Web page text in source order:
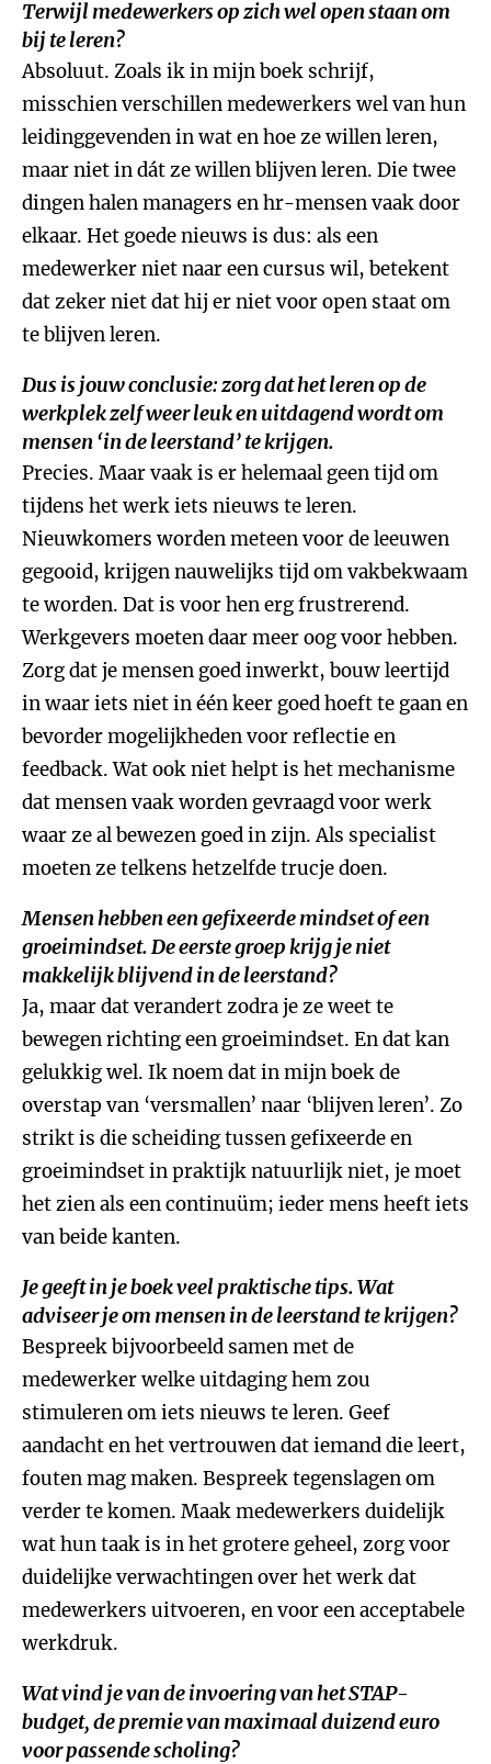
Terwijl medewerkers op zich wel open staan om
bij te leren?
Absoluut. Zoals ik in mijn boek schrijf,
misschien verschillen medewerkers wel van hun
leidinggevenden in wat en hoe ze willen leren,
maar niet in dát ze willen blijven leren. Die twee
dingen halen managers en hr-mensen vaak door
elkaar. Het goede nieuws is dus: als een
medewerker niet naar een cursus wil, betekent
dat zeker niet dat hij er niet voor open staat om
te blijven leren.
Dus is jouw conclusie: zorg dat het leren op de
werkplek zelf weer leuk en uitdagend wordt om
mensen ‘in de leerstand’ te krijgen.
Precies. Maar vaak is er helemaal geen tijd om
tijdens het werk iets nieuws te leren.
Nieuwkomers worden meteen voor de leeuwen
gegooid, krijgen nauwelijks tijd om vakbekwaam
te worden. Dat is voor hen erg frustrerend.
Werkgevers moeten daar meer oog voor hebben.
Zorg dat je mensen goed inwerkt, bouw leertijd
in waar iets niet in één keer goed hoeft te gaan en
bevorder mogelijkheden voor reflectie en
feedback. Wat ook niet helpt is het mechanisme
dat mensen vaak worden gevraagd voor werk
waar ze al bewezen goed in zijn. Als specialist
moeten ze telkens hetzelfde trucje doen.
Mensen hebben een gefixeerde mindset of een
groeimindset. De eerste groep krijg je niet
makkelijk blijvend in de leerstand?
Ja, maar dat verandert zodra je ze weet te
bewegen richting een groeimindset. En dat kan
gelukkig wel. Ik noem dat in mijn boek de
overstap van ‘versmallen’ naar ‘blijven leren’. Zo
strikt is die scheiding tussen gefixeerde en
groeimindset in praktijk natuurlijk niet, je moet
het zien als een continuüm; ieder mens heeft iets
van beide kanten.
Je geeft in je boek veel praktische tips. Wat
adviseer je om mensen in de leerstand te krijgen?
Bespreek bijvoorbeeld samen met de
medewerker welke uitdaging hem zou
stimuleren om iets nieuws te leren. Geef
aandacht en het vertrouwen dat iemand die leert,
fouten mag maken. Bespreek tegenslagen om
verder te komen. Maak medewerkers duidelijk
wat hun taak is in het grotere geheel, zorg voor
duidelijke verwachtingen over het werk dat
medewerkers uitvoeren, en voor een acceptabele
werkdruk.
Wat vind je van de invoering van het STAP-
budget, de premie van maximaal duizend euro
voor passende scholing?